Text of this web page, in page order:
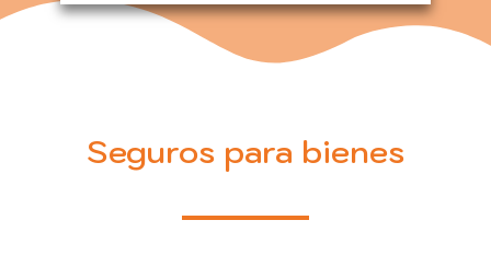
Seguros para bienes